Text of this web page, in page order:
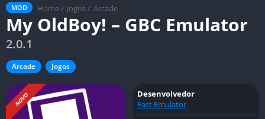
MOD Home / Jogos / Arcade
My OldBoy! – GBC Emulator
2.0.1
Arcade Jogos
NOVO
Desenvolvedor
Fast Emulator